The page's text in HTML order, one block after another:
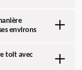
environs
toit avec